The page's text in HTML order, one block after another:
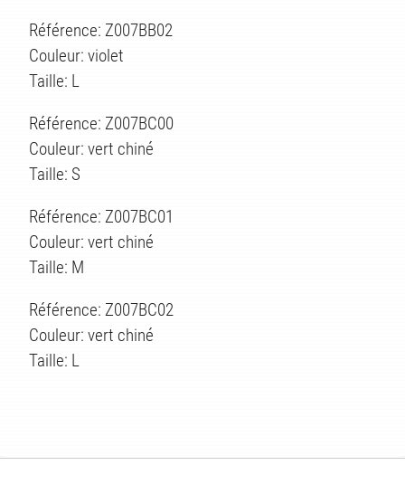
Référence: Z007BB02
Couleur: violet
Taille: L
Référence: Z007BC00
Couleur: vert chiné
Taille: S
Référence: Z007BC01
Couleur: vert chiné
Taille: M
Référence: Z007BC02
Couleur: vert chiné
Taille: L